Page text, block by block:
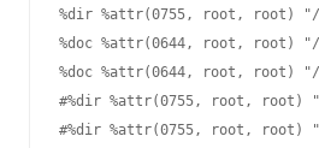
%dir %attr(0755, root, root)
%doc %attr(0644, root, root)
%doc %attr(0644, root, root)
#%dir %attr(0755, root, root)
#%dir %attr(0755, root, root)